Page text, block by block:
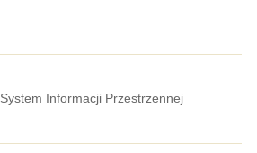
System Informacji Przestrzennej